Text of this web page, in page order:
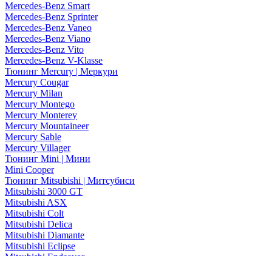
Mercedes-Benz Smart
Mercedes-Benz Sprinter
Mercedes-Benz Vaneo
Mercedes-Benz Viano
Mercedes-Benz Vito
Mercedes-Benz V-Klasse
Тюнинг Mercury | Меркури
Mercury Cougar
Mercury Milan
Mercury Montego
Mercury Monterey
Mercury Mountaineer
Mercury Sable
Mercury Villager
Тюнинг Mini | Мини
Mini Cooper
Тюнинг Mitsubishi | Митсубиси
Mitsubishi 3000 GT
Mitsubishi ASX
Mitsubishi Colt
Mitsubishi Delica
Mitsubishi Diamante
Mitsubishi Eclipse